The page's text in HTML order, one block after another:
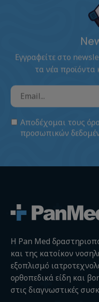
Εγγραφείτε στο
τα νέα προϊόντα
Αποδέχομαι τους
προσωπικών
H Pan Med
και της κατοίκον
εξοπλισμό
ορθοπεδικά είδη και
στις διαγνωστικές